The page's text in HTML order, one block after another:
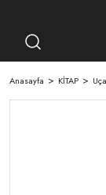
Anasayfa KİTAP